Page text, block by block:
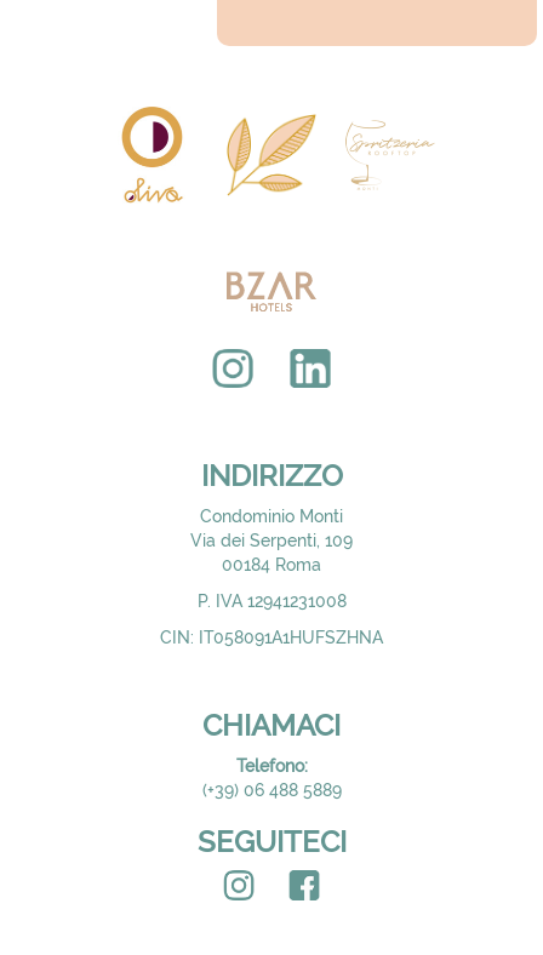
INDIRIZZO
Condominio Monti
Via dei Serpenti, 109
00184 Roma
P. IVA 12941231008
CIN: IT058091A1HUFSZHNA
CHIAMACI
Telefono:
(+39) 06 488 5889
SEGUITECI